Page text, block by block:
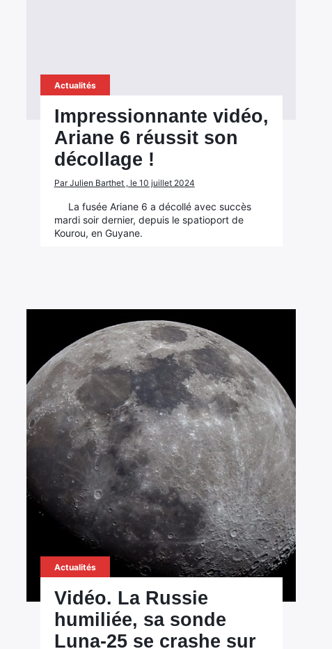
Actualités
Impressionnante vidéo,
Ariane 6 réussit son
décollage !
Par Julien Barthet , le 10 juillet 2024
La fusée Ariane 6 a décollé avec succès
mardi soir dernier, depuis le spatioport de
Kourou, en Guyane.
Actualités
Vidéo. La Russie
humiliée, sa sonde
Luna-25 se crashe sur